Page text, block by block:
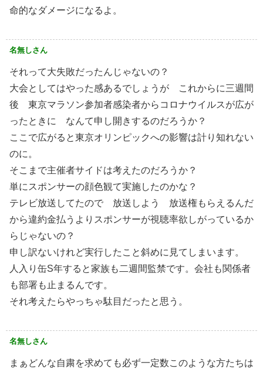
命的なダメージになるよ。
名無しさん
それって大失敗だったんじゃないの？
大会としてはやった感あるでしょうが これからに三週間
後 東京マラソン参加者感染者からコロナウイルスが広が
ったときに なんて申し開きするのだろうか？
ここで広がると東京オリンピックへの影響は計り知れない
のに。
そこまで主催者サイドは考えたのだろうか？
単にスポンサーの顔色観て実施したのかな？
テレビ放送してたので 放送しよう 放送権もらえるんだ
から違約金払うよりスポンサーが視聴率欲しがっているか
らじゃないの？
申し訳ないけれど実行したこと斜めに見てしまいます。
人入り缶S年すると家族も二週間監禁です。会社も関係者
も部署も止まるんです。
それ考えたらやっちゃ駄目だったと思う。
名無しさん
まぁどんな自粛を求めても必ず一定数このような方たちは